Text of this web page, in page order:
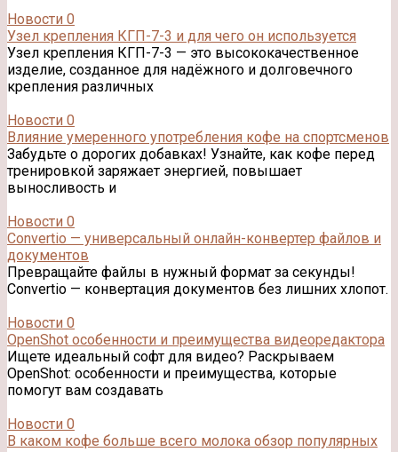
Новости 0
Узел крепления КГП-7-3 и для чего он используется
Узел крепления КГП-7-3 — это высококачественное
изделие, созданное для надёжного и долговечного
крепления различных
Новости 0
Влияние умеренного употребления кофе на спортсменов
Забудьте о дорогих добавках! Узнайте, как кофе перед
тренировкой заряжает энергией, повышает
выносливость и
Новости 0
Convertio — универсальный онлайн-конвертер файлов и
документов
Превращайте файлы в нужный формат за секунды!
Convertio — конвертация документов без лишних хлопот.
Новости 0
OpenShot особенности и преимущества видеоредактора
Ищете идеальный софт для видео? Раскрываем
OpenShot: особенности и преимущества, которые
помогут вам создавать
Новости 0
В каком кофе больше всего молока обзор популярных